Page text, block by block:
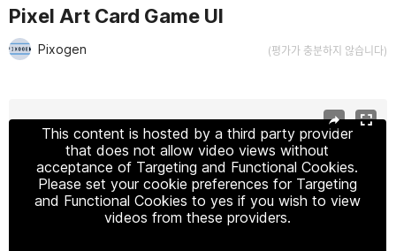
Pixel Art Card Game UI
Pixogen (평가가 충분하지 않습니다)
This content is hosted by a third party provider
that does not allow video views without
acceptance of Targeting and Functional Cookies.
Please set your cookie preferences for Targeting
and Functional Cookies to yes if you wish to view
videos from these providers.